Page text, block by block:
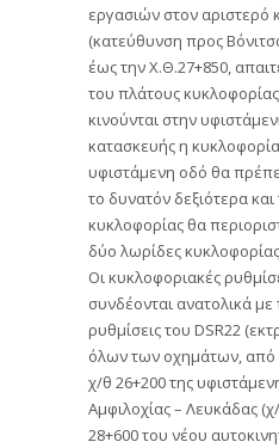
εργασιών στον αριστερό
(κατεύθυνση προς
έως την Χ.Θ.27+850,
του πλάτους
κινούνται στην
κατασκευής η
υφιστάμενη οδό θα
το δυνατόν δεξιότερα
κυκλοφορίας θα
δύο λωρίδες
Οι κυκλοφοριακές
συνδέονται ανατολικά με
ρυθμίσεις του DSR22
όλων των οχημάτων, από
χ/θ 26+200 της
Αμφιλοχίας – Λευκάδας
28+600 του νέου